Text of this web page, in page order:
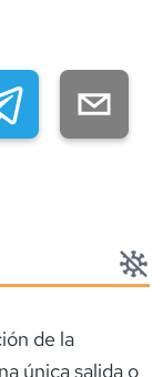
de la
única salida o